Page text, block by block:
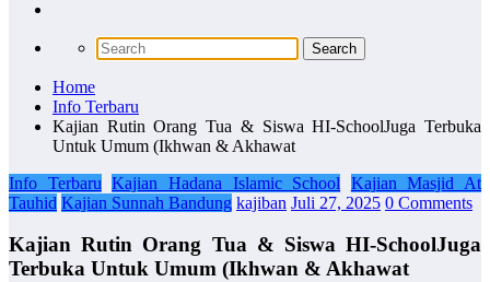
Home
Info Terbaru
Kajian Rutin Orang Tua & Siswa HI-SchoolJuga Terbuka
Untuk Umum (Ikhwan & Akhawat
Info Terbaru
Kajian Hadana Islamic School
Kajian Masjid At
Tauhid Kajian Sunnah Bandung kajiban Juli 27, 2025 0 Comments
Kajian Rutin Orang Tua & Siswa HI-SchoolJuga
Terbuka Untuk Umum (Ikhwan & Akhawat